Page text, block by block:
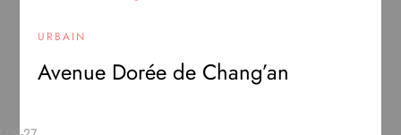
URBAIN
Avenue Dorée de Chang’an